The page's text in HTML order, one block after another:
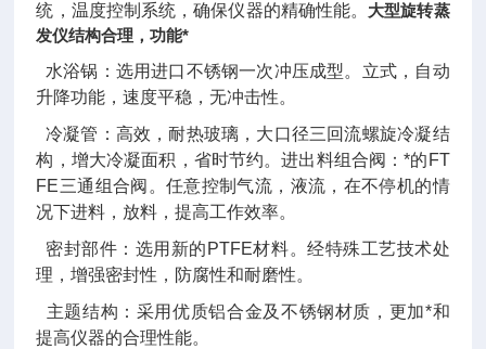
统，温度控制系统，确保仪器的精确性能。 大型旋转蒸
发仪结构合理，功能*
水浴锅：选用进口不锈钢一次冲压成型。立式，自动
升降功能，速度平稳，无冲击性。
冷凝管：高效，耐热玻璃，大口径三回流螺旋冷凝结
构，增大冷凝面积，省时节约。进出料组合阀：*的FT
FE三通组合阀。任意控制气流，液流，在不停机的情
况下进料，放料，提高工作效率。
密封部件：选用新的PTFE材料。经特殊工艺技术处
理，增强密封性，防腐性和耐磨性。
主题结构：采用优质铝合金及不锈钢材质，更加*和
提高仪器的合理性能。